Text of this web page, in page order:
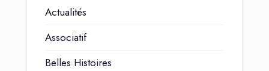
Actualités
Associatif
Belles Histoires